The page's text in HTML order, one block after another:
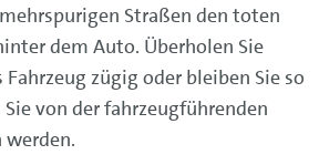
Straßen den toten
dem Auto. Überholen Sie
zügig oder bleiben Sie so
von der fahrzeugführenden
werden.